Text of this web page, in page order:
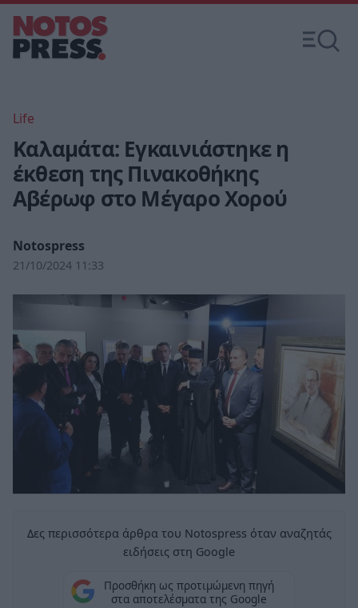
Life
Καλαμάτα: Εγκαινιάστηκε η
έκθεση της Πινακοθήκης
Αβέρωφ στο Μέγαρο Χορού
Notospress
21/10/2024 11:33
Δες περισσότερα άρθρα του Notospress όταν αναζητάς
ειδήσεις στη Google
Προσθήκη ως προτιμώμενη πηγή
στα αποτελέσματα της Google